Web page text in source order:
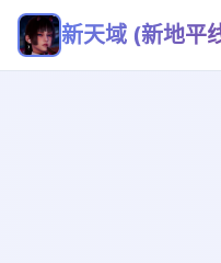
新天域 (新地平